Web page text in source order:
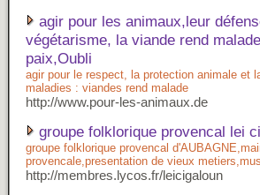
agir pour les animaux,leur
végétarisme, la viande rend
paix,Oubli
agir pour le respect, la protection animale et
maladies : viandes rend malade
http://www.pour-les-animaux.de
groupe folklorique provencal lei
groupe folklorique provencal
provencale,presentation de vieux
http://membres.lycos.fr/leicigaloun